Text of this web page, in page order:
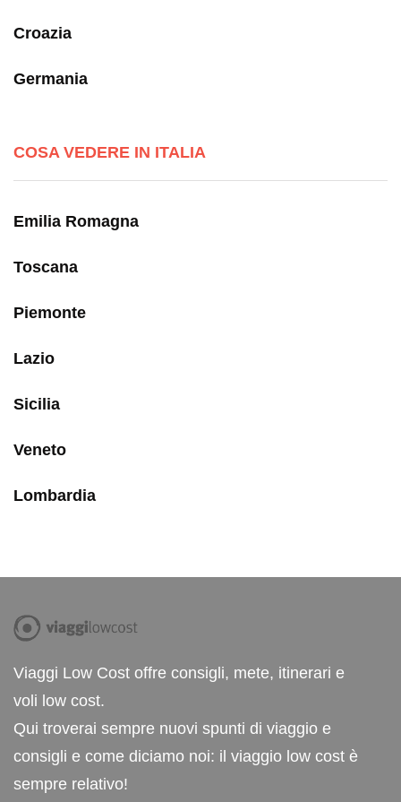
Croazia
Germania
COSA VEDERE IN ITALIA
Emilia Romagna
Toscana
Piemonte
Lazio
Sicilia
Veneto
Lombardia
Viaggi Low Cost offre consigli, mete, itinerari e
voli low cost.
Qui troverai sempre nuovi spunti di viaggio e
consigli e come diciamo noi: il viaggio low cost è
sempre relativo!